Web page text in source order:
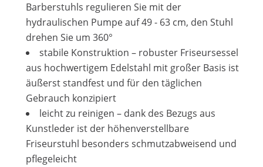
Barberstuhls regulieren Sie mit der
hydraulischen Pumpe auf 49 - 63 cm, den Stuhl
drehen Sie um 360°
stabile Konstruktion – robuster Friseursessel
aus hochwertigem Edelstahl mit großer Basis ist
äußerst standfest und für den täglichen
Gebrauch konzipiert
leicht zu reinigen – dank des Bezugs aus
Kunstleder ist der höhenverstellbare
Friseurstuhl besonders schmutzabweisend und
pflegeleicht